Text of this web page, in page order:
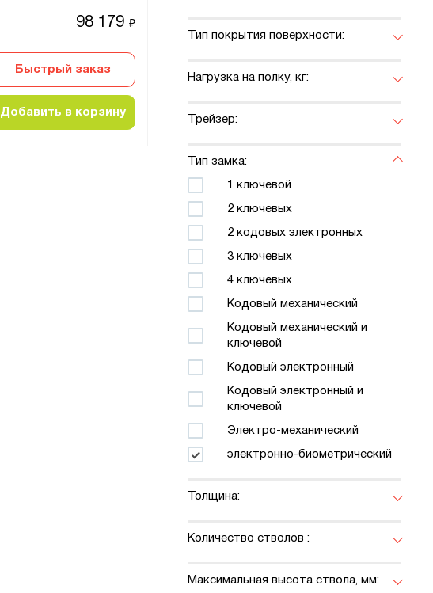
98 179 ₽
Быстрый заказ
Добавить в корзину
Тип покрытия поверхности:
Нагрузка на полку, кг:
Трейзер:
Тип замка:
1 ключевой
2 ключевых
2 кодовых электронных
3 ключевых
4 ключевых
Кодовый механический
Кодовый механический и
ключевой
Кодовый электронный
Кодовый электронный и
ключевой
Электро-механический
электронно-биометрический
Толщина:
Количество стволов :
Максимальная высота ствола, мм: